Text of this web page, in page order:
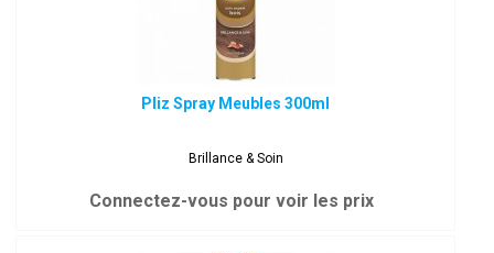
Pliz Spray Meubles 300ml
Brillance & Soin
Connectez-vous pour voir les prix